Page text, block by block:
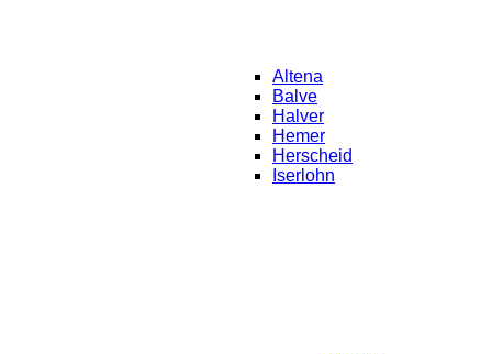
Altena
Balve
Halver
Hemer
Herscheid
Iserlohn